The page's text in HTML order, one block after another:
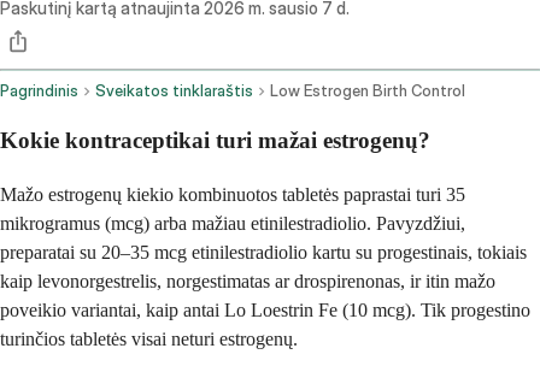
Paskutinį kartą atnaujinta 2026 m. sausio 7 d.
Pagrindinis Sveikatos tinklaraštis Low Estrogen Birth Control
Kokie kontraceptikai turi mažai estrogenų?
Mažo estrogenų kiekio kombinuotos tabletės paprastai turi 35
mikrogramus (mcg) arba mažiau etinilestradiolio. Pavyzdžiui,
preparatai su 20–35 mcg etinilestradiolio kartu su progestinais, tokiais
kaip levonorgestrelis, norgestimatas ar drospirenonas, ir itin mažo
poveikio variantai, kaip antai Lo Loestrin Fe (10 mcg). Tik progestino
turinčios tabletės visai neturi estrogenų.